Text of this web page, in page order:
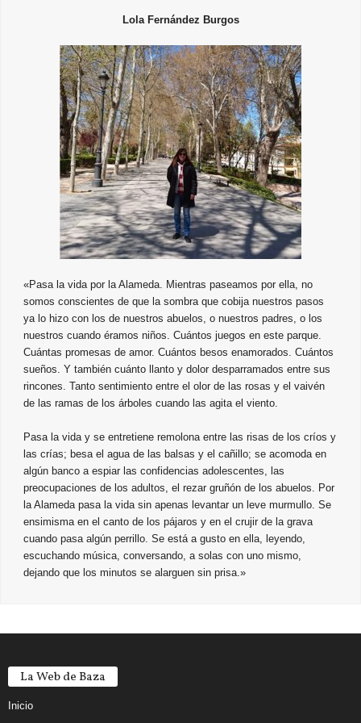
Lola Fernández Burgos
«Pasa la vida por la Alameda. Mientras paseamos por ella, no
somos conscientes de que la sombra que cobija nuestros pasos
ya lo hizo con los de nuestros abuelos, o nuestros padres, o los
nuestros cuando éramos niños. Cuántos juegos en este parque.
Cuántas promesas de amor. Cuántos besos enamorados. Cuántos
sueños. Y también cuánto llanto y dolor desparramados entre sus
rincones. Tanto sentimiento entre el olor de las rosas y el vaivén
de las ramas de los árboles cuando las agita el viento.
Pasa la vida y se entretiene remolona entre las risas de los críos y
las crías; besa el agua de las balsas y el cañillo; se acomoda en
algún banco a espiar las confidencias adolescentes, las
preocupaciones de los adultos, el rezar gruñón de los abuelos. Por
la Alameda pasa la vida sin apenas levantar un leve murmullo. Se
ensimisma en el canto de los pájaros y en el crujir de la grava
cuando pasa algún perrillo. Se está a gusto en ella, leyendo,
escuchando música, conversando, a solas con uno mismo,
dejando que los minutos se alarguen sin prisa.»
La Web de Baza
Inicio